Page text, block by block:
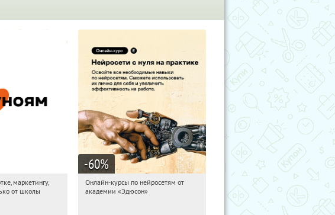
Получи первым!
маркетингу,
от школы
-60%
18:56:24 Получили:
Онлайн-курсы по нейросетям от
академии «Эдюсон»